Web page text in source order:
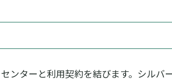
ンターと利用契約を結びます。シル